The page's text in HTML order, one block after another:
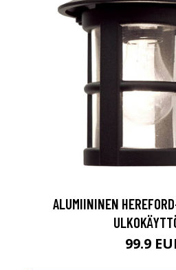
ALUMIININEN
99.9